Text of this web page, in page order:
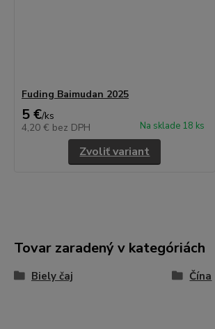
Fuding Baimudan 2025
5 €/ks
4,20 € bez DPH Na sklade 18 ks
Zvoliť variant
Tovar zaradený v kategóriách
Biely čaj Čína